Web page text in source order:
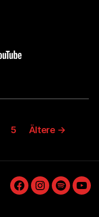
5 Ältere →
FacebookInstagram
Spotify